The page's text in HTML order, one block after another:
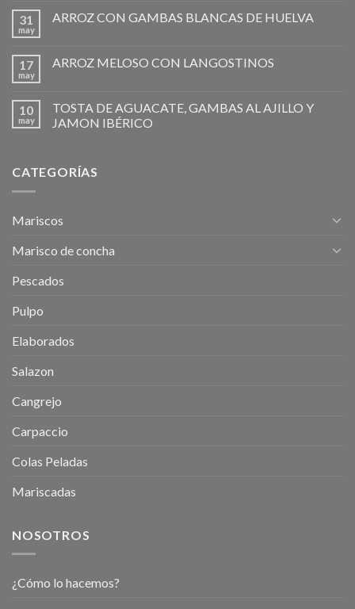
31
may
ARROZ CON GAMBAS BLANCAS DE HUELVA
17
may
ARROZ MELOSO CON LANGOSTINOS
10
may
TOSTA DE AGUACATE, GAMBAS AL AJILLO Y
JAMON IBÉRICO
CATEGORÍAS
Mariscos
Marisco de concha
Pescados
Pulpo
Elaborados
Salazon
Cangrejo
Carpaccio
Colas Peladas
Mariscadas
NOSOTROS
¿Cómo lo hacemos?